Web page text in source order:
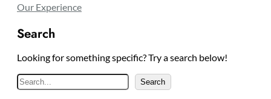
Our Experience
Search
Looking for something specific? Try a search below!
S
e
Search